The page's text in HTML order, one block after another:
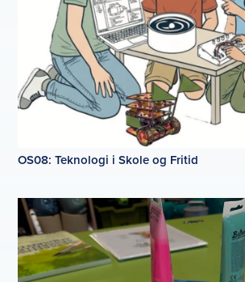
OS08: Teknologi i Skole og Fritid